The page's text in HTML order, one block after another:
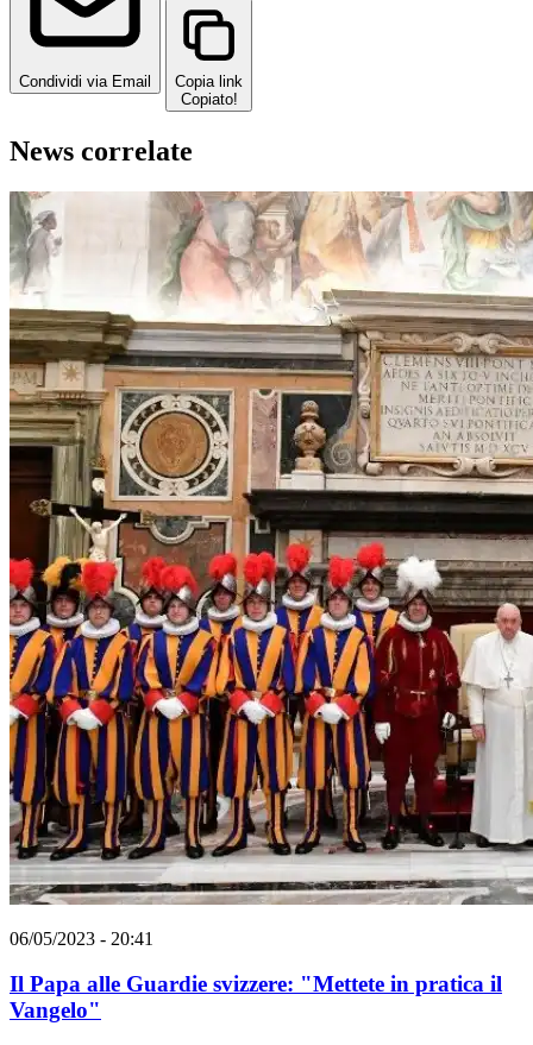
Condividi via Email
Copia link
Copiato!
News correlate
06/05/2023 - 20:41
Il Papa alle Guardie svizzere: "Mettete in pratica il
Vangelo"